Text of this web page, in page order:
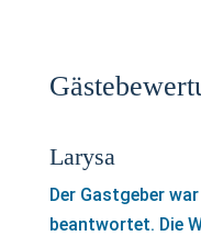
Larysa
Der Gastgeber
beantwortet. Die